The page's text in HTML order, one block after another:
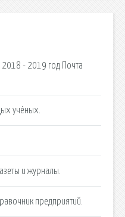
2018 - 2019 год Почта
учёных.
и журналы.
предприятий.